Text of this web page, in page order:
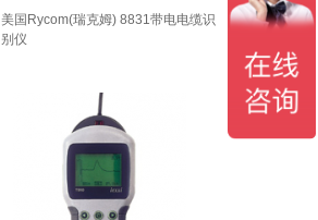
美国Rycom(瑞克姆) 8831带电电缆识
别仪